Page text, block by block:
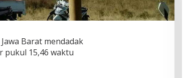
Barat mendadak
pukul 15,46 waktu